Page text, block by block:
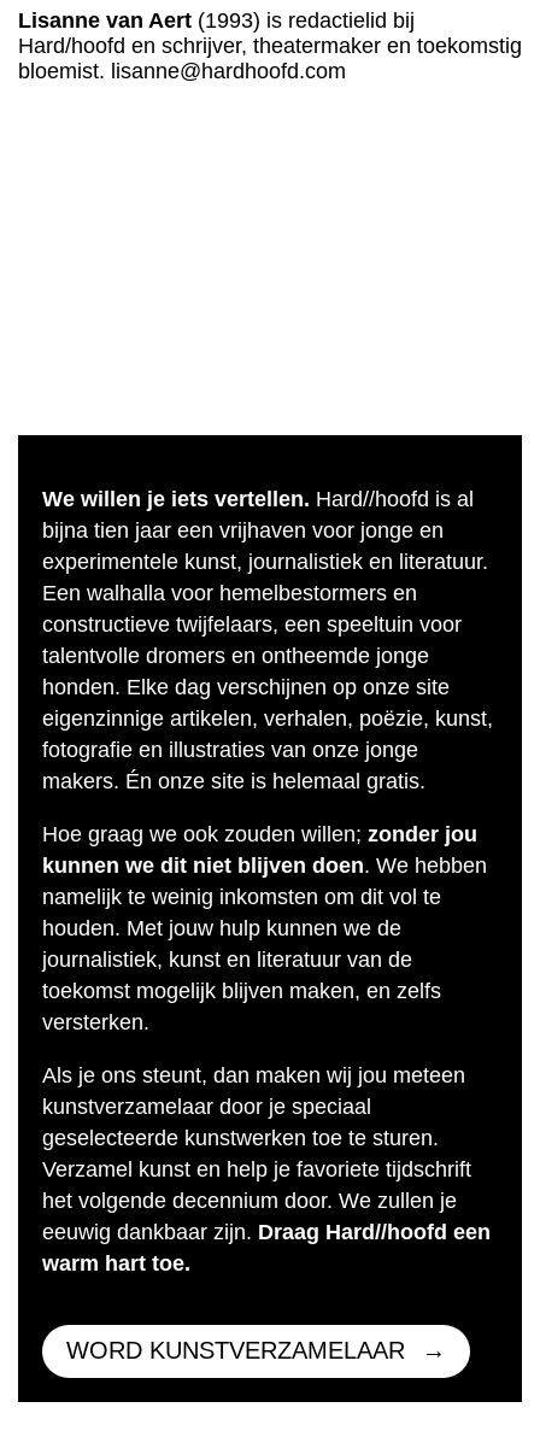
Lisanne van Aert (1993) is redactielid bij
Hard/hoofd en schrijver, theatermaker en toekomstig
bloemist. lisanne@hardhoofd.com
We willen je iets vertellen. Hard//hoofd is al
bijna tien jaar een vrijhaven voor jonge en
experimentele kunst, journalistiek en literatuur.
Een walhalla voor hemelbestormers en
constructieve twijfelaars, een speeltuin voor
talentvolle dromers en ontheemde jonge
honden. Elke dag verschijnen op onze site
eigenzinnige artikelen, verhalen, poëzie, kunst,
fotografie en illustraties van onze jonge
makers. Én onze site is helemaal gratis.
Hoe graag we ook zouden willen; zonder jou
kunnen we dit niet blijven doen. We hebben
namelijk te weinig inkomsten om dit vol te
houden. Met jouw hulp kunnen we de
journalistiek, kunst en literatuur van de
toekomst mogelijk blijven maken, en zelfs
versterken.
Als je ons steunt, dan maken wij jou meteen
kunstverzamelaar door je speciaal
geselecteerde kunstwerken toe te sturen.
Verzamel kunst en help je favoriete tijdschrift
het volgende decennium door. We zullen je
eeuwig dankbaar zijn. Draag Hard//hoofd een
warm hart toe.
WORD KUNSTVERZAMELAAR